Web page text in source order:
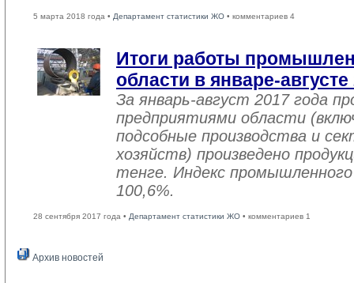
5 марта 2018 года • Департамент статистики ЖО • комментариев 4
Итоги работы
области в январе-августе
За январь-август 2017 года
предприятиями области
подсобные производства и
хозяйств) произведено
тенге. Индекс
100,6%.
28 сентября 2017 года • Департамент статистики ЖО • комментариев 1
Архив новостей